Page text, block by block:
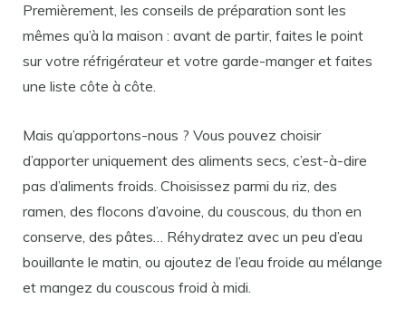
Premièrement, les conseils de préparation sont les
mêmes qu’à la maison : avant de partir, faites le point
sur votre réfrigérateur et votre garde-manger et faites
une liste côte à côte.
Mais qu’apportons-nous ? Vous pouvez choisir
d’apporter uniquement des aliments secs, c’est-à-dire
pas d’aliments froids. Choisissez parmi du riz, des
ramen, des flocons d’avoine, du couscous, du thon en
conserve, des pâtes… Réhydratez avec un peu d’eau
bouillante le matin, ou ajoutez de l’eau froide au mélange
et mangez du couscous froid à midi.